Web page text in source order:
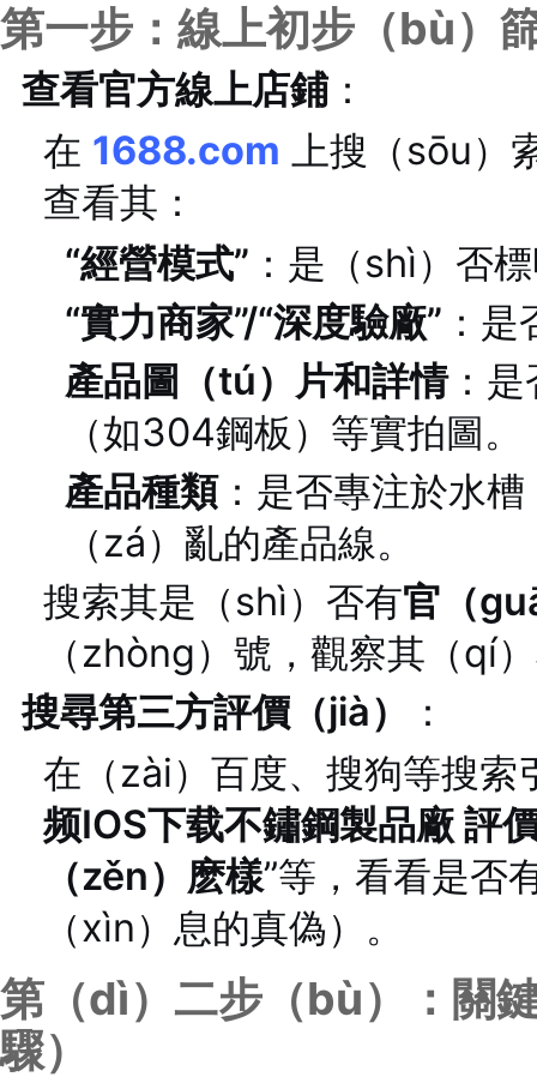
第一步：線上初步（bù）
查看官方線上店鋪：
在 1688.com 上搜（sōu）
查看其：
“經營模式” ：是（shì）否
“實力商家”/“深度驗廠” ：
產品圖（tú）片和詳情：是
（如304鋼板）等實拍圖。
產品種類：是否專注於水
（zá）亂的產品線。
搜索其是（shì）否有官（
（zhòng）號，觀察其（qí
搜尋第三方評價（jià）
：
在（zài）百度、搜狗等搜索
频IOS下载不鏽鋼製品廠 評
（zěn）麽樣”等，看看是否
（xìn）息的真偽）。
第（dì）二步（bù）：關
驟）